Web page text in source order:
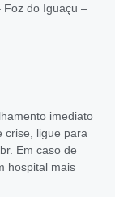
Foz do Iguaçu –
imediato
crise, ligue para
. Em caso de
hospital mais